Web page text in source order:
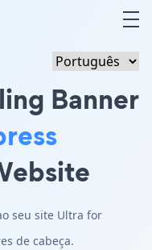
Banner
seu site Ultra for
de cabeça.